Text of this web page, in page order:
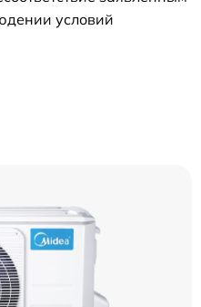
условий